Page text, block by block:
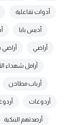
أدوات تفاعلية
أديس بابا
أراضي
أرامل شهداء
أرباب مطاحن
أردوغات
أرصدتهم البنكية